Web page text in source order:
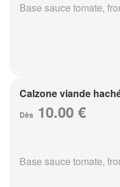
Base sauce tomate,
Calzone viande
Dès 10.00 €
Base sauce tomate,